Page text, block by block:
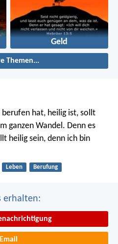
Geld
Themen...
berufen hat, heilig ist, sollt
ganzen Wandel. Denn es
heilig sein, denn ich bin
Leben Berufung
erhalten:
Email